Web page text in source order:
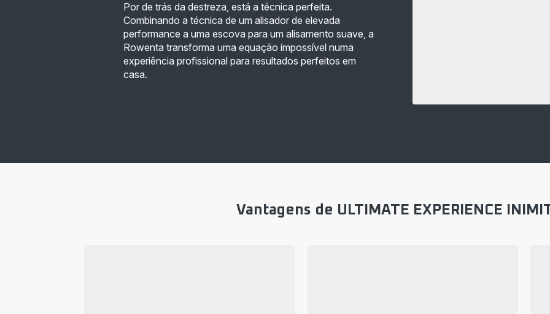
Por de trás da destreza, está a técnica perfeita.
Combinando a técnica de um alisador de elevada
performance a uma escova para um alisamento suave, a
Rowenta transforma uma equação impossível numa
experiência profissional para resultados perfeitos em
casa.
Vantagens de ULTIMATE EXPERIENCE